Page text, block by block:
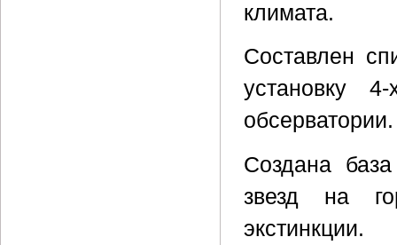
климата.
Составлен
установку
обсерватории.
Cоздана
звезд на
экстинкции.